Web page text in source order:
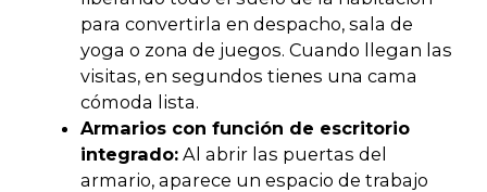
para convertirla en despacho, sala de
yoga o zona de juegos. Cuando llegan las
visitas, en segundos tienes una cama
cómoda lista.
Armarios con función de escritorio
integrado:Al abrir las puertas del
armario, aparece un espacio de trabajo